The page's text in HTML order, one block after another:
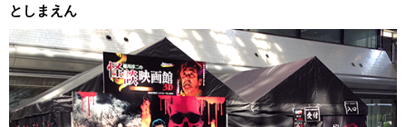
としまえん